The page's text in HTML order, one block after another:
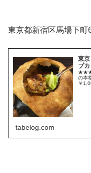
東京都新宿区馬場下
東
プ
の本
￥
tabelog.com